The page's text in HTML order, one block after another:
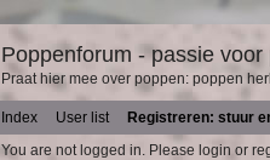
Poppenforum - passie voor
Praat hier mee over poppen: poppen
Index User list Registreren: stuur
You are not logged in. Please login or